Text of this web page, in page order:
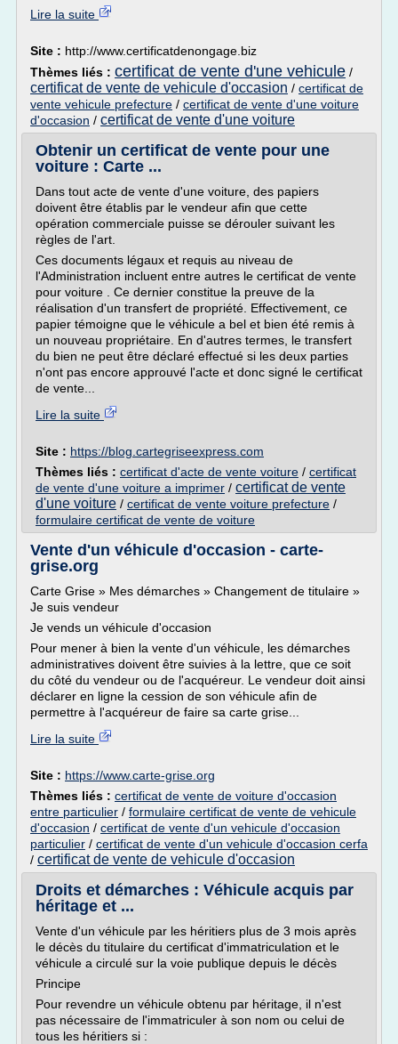
Lire la suite
Site : http://www.certificatdenongage.biz
Thèmes liés : certificat de vente d'une vehicule /
certificat de vente de vehicule d'occasion / certificat de
vente vehicule prefecture / certificat de vente d'une voiture
d'occasion / certificat de vente d'une voiture
Obtenir un certificat de vente pour une
voiture : Carte ...
Dans tout acte de vente d'une voiture, des papiers
doivent être établis par le vendeur afin que cette
opération commerciale puisse se dérouler suivant les
règles de l'art.
Ces documents légaux et requis au niveau de
l'Administration incluent entre autres le certificat de vente
pour voiture . Ce dernier constitue la preuve de la
réalisation d'un transfert de propriété. Effectivement, ce
papier témoigne que le véhicule a bel et bien été remis à
un nouveau propriétaire. En d'autres termes, le transfert
du bien ne peut être déclaré effectué si les deux parties
n'ont pas encore approuvé l'acte et donc signé le certificat
de vente...
Lire la suite
Site : https://blog.cartegriseexpress.com
Thèmes liés : certificat d'acte de vente voiture / certificat
de vente d'une voiture a imprimer / certificat de vente
d'une voiture / certificat de vente voiture prefecture /
formulaire certificat de vente de voiture
Vente d'un véhicule d'occasion - carte-
grise.org
Carte Grise » Mes démarches » Changement de titulaire »
Je suis vendeur
Je vends un véhicule d'occasion
Pour mener à bien la vente d'un véhicule, les démarches
administratives doivent être suivies à la lettre, que ce soit
du côté du vendeur ou de l'acquéreur. Le vendeur doit ainsi
déclarer en ligne la cession de son véhicule afin de
permettre à l'acquéreur de faire sa carte grise...
Lire la suite
Site : https://www.carte-grise.org
Thèmes liés : certificat de vente de voiture d'occasion
entre particulier / formulaire certificat de vente de vehicule
d'occasion / certificat de vente d'un vehicule d'occasion
particulier / certificat de vente d'un vehicule d'occasion cerfa
/ certificat de vente de vehicule d'occasion
Droits et démarches : Véhicule acquis par
héritage et ...
Vente d'un véhicule par les héritiers plus de 3 mois après
le décès du titulaire du certificat d'immatriculation et le
véhicule a circulé sur la voie publique depuis le décès
Principe
Pour revendre un véhicule obtenu par héritage, il n'est
pas nécessaire de l'immatriculer à son nom ou celui de
tous les héritiers si :